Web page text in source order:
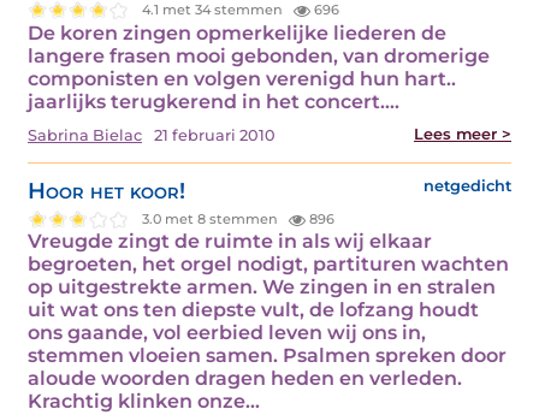
4.1 met 34 stemmen 696
De koren zingen opmerkelijke liederen de
langere frasen mooi gebonden, van dromerige
componisten en volgen verenigd hun hart..
jaarlijks terugkerend in het concert.…
Sabrina Bielac 21 februari 2010 Lees meer >
Hoor het koor! netgedicht
3.0 met 8 stemmen 896
Vreugde zingt de ruimte in als wij elkaar
begroeten, het orgel nodigt, partituren wachten
op uitgestrekte armen. We zingen in en stralen
uit wat ons ten diepste vult, de lofzang houdt
ons gaande, vol eerbied leven wij ons in,
stemmen vloeien samen. Psalmen spreken door
aloude woorden dragen heden en verleden.
Krachtig klinken onze…